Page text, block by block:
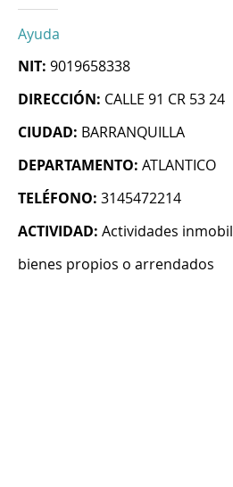
Ayuda
NIT: 9019658338
DIRECCIÓN: CALLE 91 CR 53 24
CIUDAD: BARRANQUILLA
DEPARTAMENTO: ATLANTICO
TELÉFONO: 3145472214
ACTIVIDAD: Actividades
bienes propios o arrendados